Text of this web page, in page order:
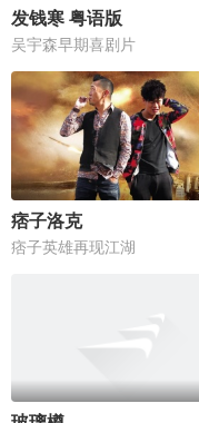
发钱寒 粤语版
吴宇森早期喜剧片
痞子洛克
痞子英雄再现江湖